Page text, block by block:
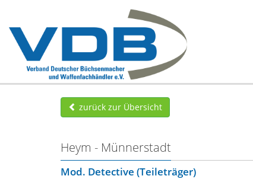
zurück zur Übersicht
Heym - Münnerstadt
Mod. Detective (Teileträger)